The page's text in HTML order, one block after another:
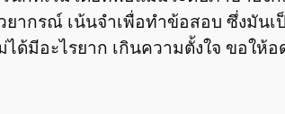
ากรณ์ เน้นจำเพื่อทำข้อสอบ ซึ่งมันเ
มีอะไรยาก เกินความตั้งใจ ขอให้